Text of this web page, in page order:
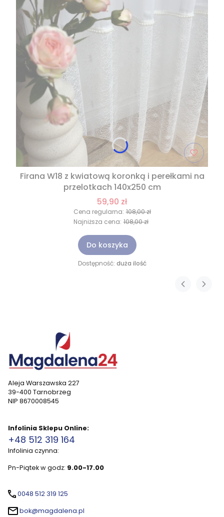
Firana W18 z kwiatową koronką i perełkami na
przelotkach 140x250 cm
59,90 zł
Cena regularna: 108,00 zł
Najniższa cena: 108,00 zł
Do koszyka
Dostępność: duża ilość
Aleja Warszawska 227
39-400 Tarnobrzeg
NIP 8670008545
Infolinia Sklepu Online:
+48 512 319 164
Infolinia czynna:
Pn-Piątek w godz: 9.00-17.00
0048 512 319 125
bok@magdalena.pl